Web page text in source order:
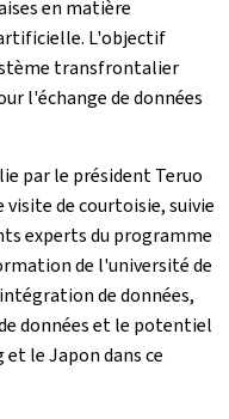
en matière
L'objectif
transfrontalier
l'échange de données
par le président Teruo
visite de courtoisie, suivie
experts du programme
de l'université de
de données,
données et le potentiel
le Japon dans ce